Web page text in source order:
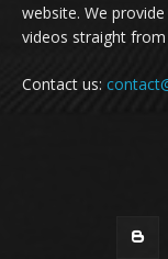
website. We
videos straight
Contact us: